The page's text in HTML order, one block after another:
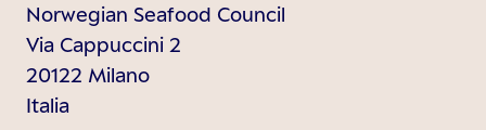
Norwegian Seafood Council
Via Cappuccini 2
20122 Milano
Italia